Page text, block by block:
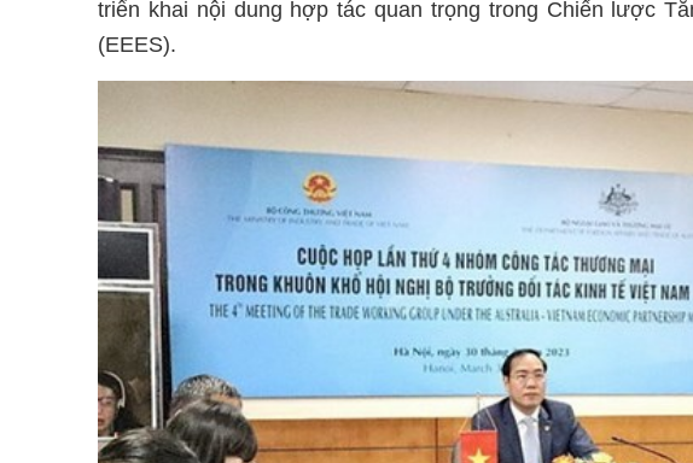
triển khai nội dung hợp tác quan trọng trong Chiến lược
(EEES).